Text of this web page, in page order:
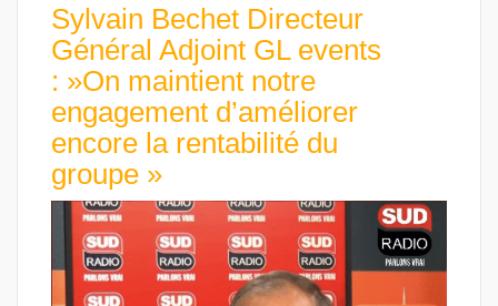
Sylvain Bechet Directeur
Général Adjoint GL events
: »On maintient notre
engagement d’améliorer
encore la rentabilité du
groupe »